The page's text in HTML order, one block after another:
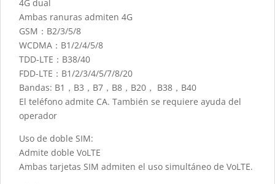
4G dual
Ambas ranuras admiten 4G
GSM：B2/3/5/8
WCDMA：B1/2/4/5/8
TDD-LTE：B38/40
FDD-LTE：B1/2/3/4/5/7/8/20
Bandas: B1，B3，B7，B8，B20， B38，B40
El teléfono admite CA. También se requiere ayuda del
operador
Uso de doble SIM:
Admite doble VoLTE
Ambas tarjetas SIM admiten el uso simultáneo de VoLTE.